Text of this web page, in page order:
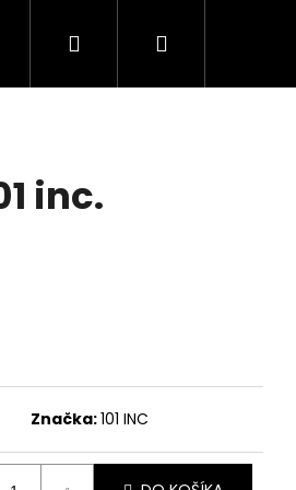
Kamenná predajňa
PrihlásenieNákupný
inc.
Značka:101 INC